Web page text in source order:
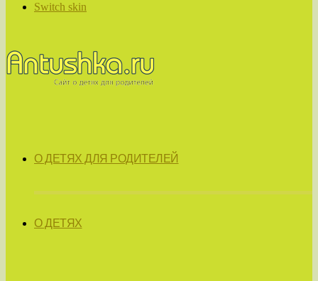
Switch skin
О ДЕТЯХ ДЛЯ РОДИТЕЛЕЙ
О ДЕТЯХ